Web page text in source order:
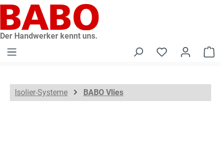
springen
Der Handwerker kennt uns.
Isolier-Systeme BABO Vlies